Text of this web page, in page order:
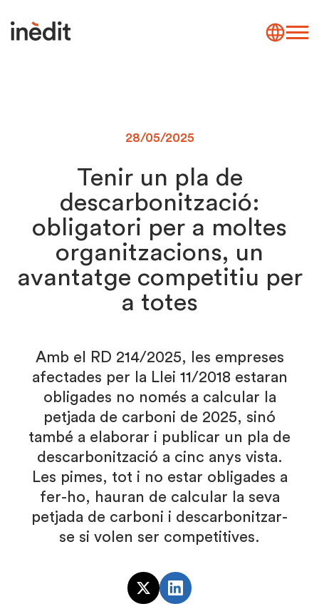
28/05/2025
Tenir un pla de
descarbonització:
obligatori per a moltes
organitzacions, un
avantatge competitiu per
a totes
Amb el RD 214/2025, les empreses
afectades per la Llei 11/2018 estaran
obligades no només a calcular la
petjada de carboni de 2025, sinó
també a elaborar i publicar un pla de
descarbonització a cinc anys vista.
Les pimes, tot i no estar obligades a
fer-ho, hauran de calcular la seva
petjada de carboni i descarbonitzar-
se si volen ser competitives.